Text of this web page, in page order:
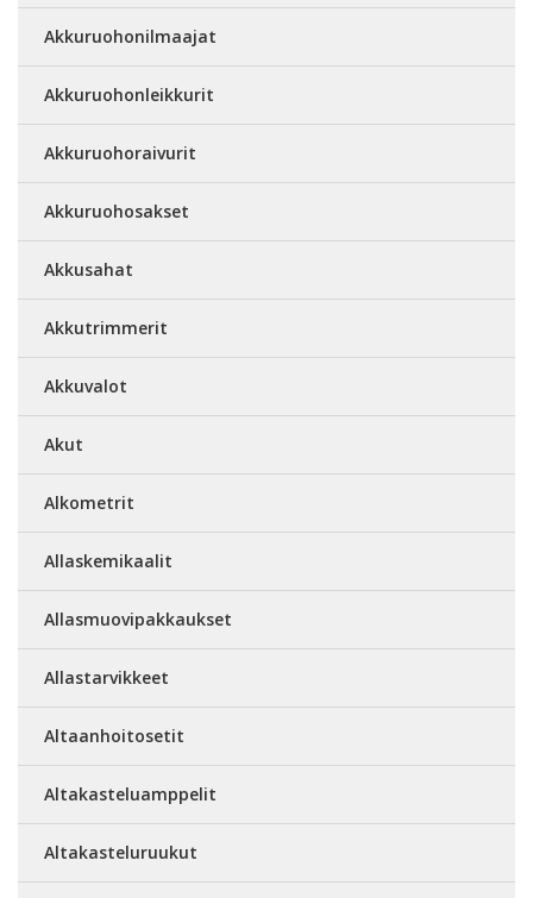
Akkuruohonilmaajat
Akkuruohonleikkurit
Akkuruohoraivurit
Akkuruohosakset
Akkusahat
Akkutrimmerit
Akkuvalot
Akut
Alkometrit
Allaskemikaalit
Allasmuovipakkaukset
Allastarvikkeet
Altaanhoitosetit
Altakasteluamppelit
Altakasteluruukut